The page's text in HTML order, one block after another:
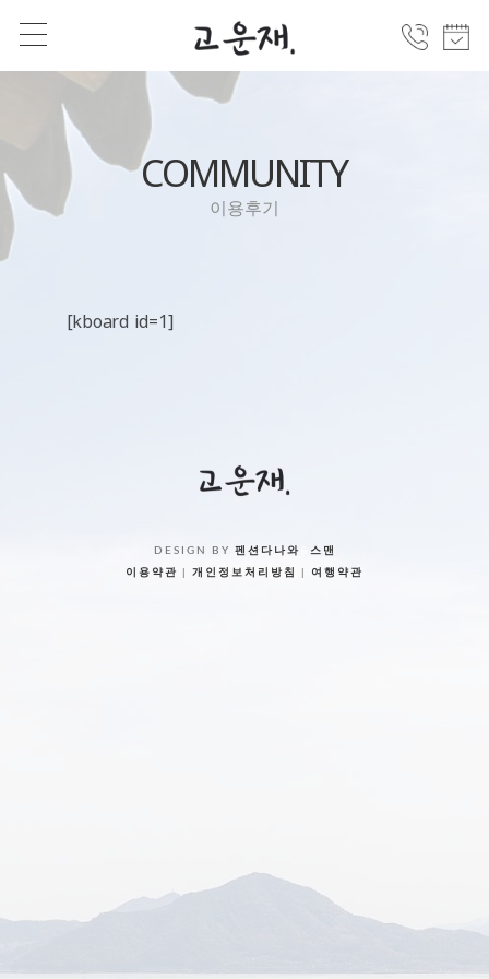
COMMUNITY
이용후기
[kboard id=1]
DESIGN BY 펜션다나와
스맨
이용약관
개인정보처리방침 여행약관